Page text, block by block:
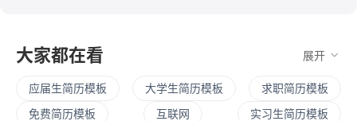
大家都在看 展开
应届生简历模板 大学生简历模板
求职简历模板
免费简历模板
互联网
实习生简历模板